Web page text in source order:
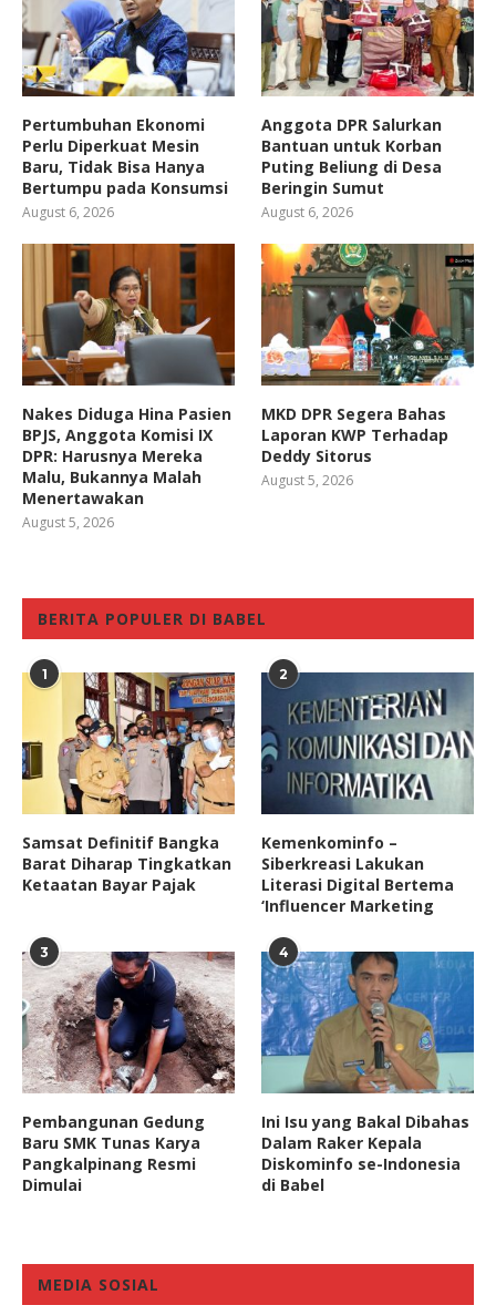
Pertumbuhan Ekonomi
Perlu Diperkuat Mesin
Baru, Tidak Bisa Hanya
Bertumpu pada Konsumsi
August 6, 2026
Anggota DPR Salurkan
Bantuan untuk Korban
Puting Beliung di Desa
Beringin Sumut
August 6, 2026
Nakes Diduga Hina Pasien
BPJS, Anggota Komisi IX
DPR: Harusnya Mereka
Malu, Bukannya Malah
Menertawakan
August 5, 2026
MKD DPR Segera Bahas
Laporan KWP Terhadap
Deddy Sitorus
August 5, 2026
BERITA POPULER DI BABEL
1
Samsat Definitif Bangka
Barat Diharap Tingkatkan
Ketaatan Bayar Pajak
2
Kemenkominfo –
Siberkreasi Lakukan
Literasi Digital Bertema
‘Influencer Marketing
3
Pembangunan Gedung
Baru SMK Tunas Karya
Pangkalpinang Resmi
Dimulai
4
Ini Isu yang Bakal Dibahas
Dalam Raker Kepala
Diskominfo se-Indonesia
di Babel
MEDIA SOSIAL